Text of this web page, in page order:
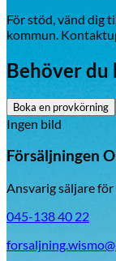
Mopedbil Pickup
För stöd, vänd dig
kommun.
Behöver du
Boka en provkörning
Ingen bild
Försäljningen
Ansvarig säljare
045-138 40 22